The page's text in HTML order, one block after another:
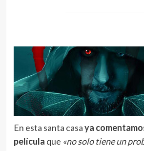
En esta santa casaya
película que «no solo tiene un